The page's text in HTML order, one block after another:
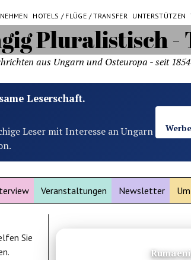
HOTELS / FLÜGE / TRANSFER UNTERSTÜTZEN
aus Ungarn und Osteuropa - seit 1854
Leserschaft.
Leser mit Interesse an Ungarn
Veranstaltungen Newsletter
Sie